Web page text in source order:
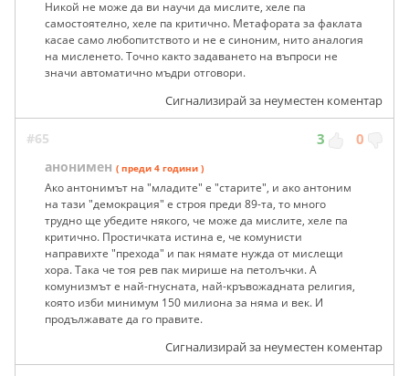
Никой не може да ви научи да мислите, хеле па
самостоятелно, хеле па критично. Метафората за факлата
касае само любопитството и не е синоним, нито аналогия
на мисленето. Точно както задаването на въпроси не
значи автоматично мъдри отговори.
Сигнализирай за неуместен коментар
#65 3 0
анонимен ( преди 4 години )
Ако антонимът на "младите" е "старите", и ако антоним
на тази "демокрация" е строя преди 89-та, то много
трудно ще убедите някого, че може да мислите, хеле па
критично. Простичката истина е, че комунисти
направихте "прехода" и пак нямате нужда от мислещи
хора. Така че тоя рев пак мирише на петолъчки. А
комунизмът е най-гнусната, най-кръвожадната религия,
която изби минимум 150 милиона за няма и век. И
продължавате да го правите.
Сигнализирай за неуместен коментар